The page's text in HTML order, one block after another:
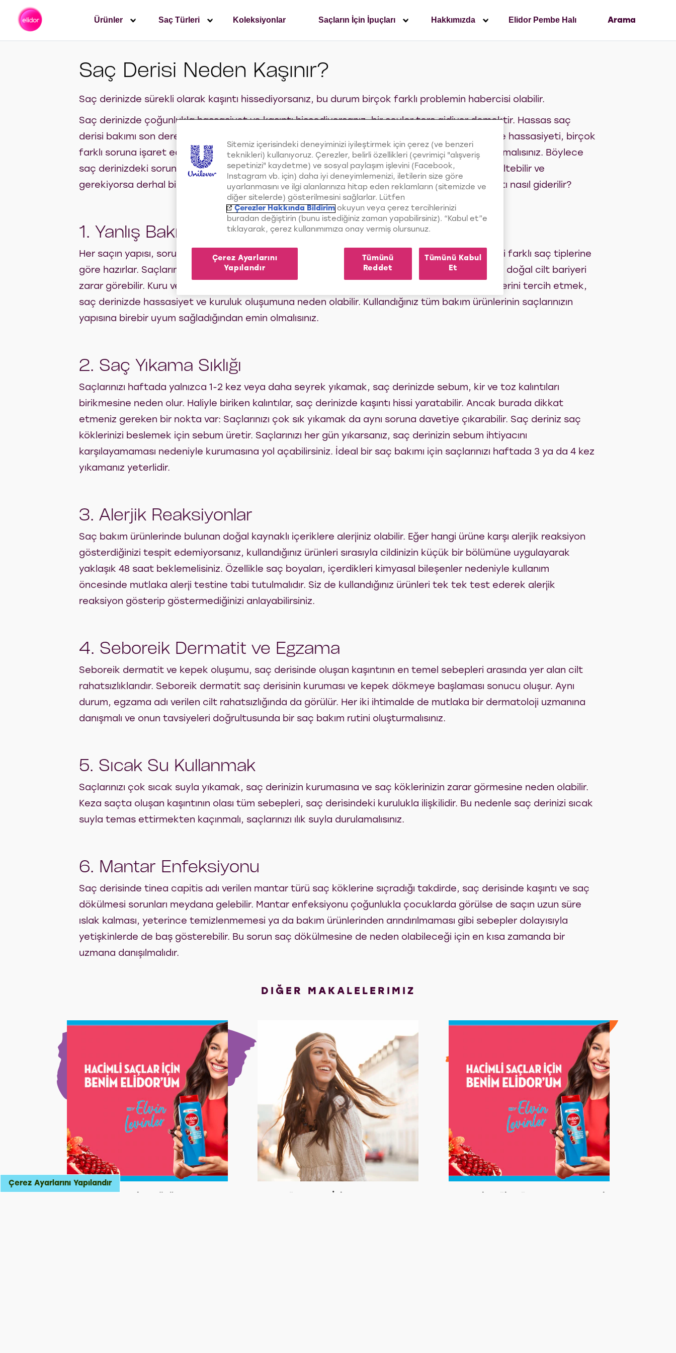
Ürünler Saç Türleri Koleksiyonlar Saçların İçin İpuçları Hakkımızda Elidor Pembe Halı Arama
Saç Derisi Neden Kaşınır?
Saç derinizde sürekli olarak kaşıntı hissediyorsanız, bu durum birçok farklı problemin habercisi olabilir.
Saç derinizde çoğunlukla hassasiyet ve kaşıntı hissediyorsanız, bir şeyler ters gidiyor demektir. Hassas saç
derisi bakımı son derece dikkatli, düzenli ve özenli bir şekilde yapılmalıdır. Saç derisi kaşıntı ve hassasiyeti, birçok
farklı soruna işaret ediyor olabilir. Bu nedenle öncelikle kaşıntının nedenini belirlemekle başlamalısınız. Böylece
saç derinizdeki soruna bir an önce müdahale edebilir, saç bakımında yaptığınız hataları düzeltebilir ve
gerekiyorsa derhal bir uzmana danışabilirsiniz. Saç derisi neden kaşınır, saç derisindeki kaşıntı nasıl giderilir?
1. Yanlış Bakım Ürünlerini Tercih Etmek
Her saçın yapısı, sorunları ve gereksinimleri farklıdır. Bu nedenle kozmetik markaları, ürünlerini farklı saç tiplerine
göre hazırlar. Saçlarınıza uygun saç bakım ürünlerini tercih etmediğiniz takdirde saç derinizin doğal cilt bariyeri
zarar görebilir. Kuru ve cansız saçlara sahip olduğunuz halde yağlı saçlara uygun bakım ürünlerini tercih etmek,
saç derinizde hassasiyet ve kuruluk oluşumuna neden olabilir. Kullandığınız tüm bakım ürünlerinin saçlarınızın
yapısına birebir uyum sağladığından emin olmalısınız.
2. Saç Yıkama Sıklığı
Saçlarınızı haftada yalnızca 1-2 kez veya daha seyrek yıkamak, saç derinizde sebum, kir ve toz kalıntıları
birikmesine neden olur. Haliyle biriken kalıntılar, saç derinizde kaşıntı hissi yaratabilir. Ancak burada dikkat
etmeniz gereken bir nokta var: Saçlarınızı çok sık yıkamak da aynı soruna davetiye çıkarabilir. Saç deriniz saç
köklerinizi beslemek için sebum üretir. Saçlarınızı her gün yıkarsanız, saç derinizin sebum ihtiyacını
karşılayamaması nedeniyle kurumasına yol açabilirsiniz. İdeal bir saç bakımı için saçlarınızı haftada 3 ya da 4 kez
yıkamanız yeterlidir.
3. Alerjik Reaksiyonlar
Saç bakım ürünlerinde bulunan doğal kaynaklı içeriklere alerjiniz olabilir. Eğer hangi ürüne karşı alerjik reaksiyon
gösterdiğinizi tespit edemiyorsanız, kullandığınız ürünleri sırasıyla cildinizin küçük bir bölümüne uygulayarak
yaklaşık 48 saat beklemelisiniz. Özellikle saç boyaları, içerdikleri kimyasal bileşenler nedeniyle kullanım
öncesinde mutlaka alerji testine tabi tutulmalıdır. Siz de kullandığınız ürünleri tek tek test ederek alerjik
reaksiyon gösterip göstermediğinizi anlayabilirsiniz.
4. Seboreik Dermatit ve Egzama
Seboreik dermatit ve kepek oluşumu, saç derisinde oluşan kaşıntının en temel sebepleri arasında yer alan cilt
rahatsızlıklarıdır. Seboreik dermatit saç derisinin kuruması ve kepek dökmeye başlaması sonucu oluşur. Aynı
durum, egzama adı verilen cilt rahatsızlığında da görülür. Her iki ihtimalde de mutlaka bir dermatoloji uzmanına
danışmalı ve onun tavsiyeleri doğrultusunda bir saç bakım rutini oluşturmalısınız.
5. Sıcak Su Kullanmak
Saçlarınızı çok sıcak suyla yıkamak, saç derinizin kurumasına ve saç köklerinizin zarar görmesine neden olabilir.
Keza saçta oluşan kaşıntının olası tüm sebepleri, saç derisindeki kurulukla ilişkilidir. Bu nedenle saç derinizi sıcak
suyla temas ettirmekten kaçınmalı, saçlarınızı ılık suyla durulamalısınız.
6. Mantar Enfeksiyonu
Saç derisinde tinea capitis adı verilen mantar türü saç köklerine sıçradığı takdirde, saç derisinde kaşıntı ve saç
dökülmesi sorunları meydana gelebilir. Mantar enfeksiyonu çoğunlukla çocuklarda görülse de saçın uzun süre
ıslak kalması, yeterince temizlenmemesi ya da bakım ürünlerinden arındırılmaması gibi sebepler dolayısıyla
yetişkinlerde de baş gösterebilir. Bu sorun saç dökülmesine de neden olabileceği için en kısa zamanda bir
uzmana danışılmalıdır.
DIĞER MAKALELERIMIZ
Çerez Ayarlarını Yapılandır
Sitemiz içerisindeki deneyiminizi iyileştirmek için çerez (ve benzeri
teknikleri) kullanıyoruz. Çerezler, belirli özellikleri (çevrimiçi "alışveriş
sepetinizi" kaydetme) ve sosyal paylaşım işlevini (Facebook,
Instagram vb. için) daha iyi deneyimlemenizi, iletilerin size göre
uyarlanmasını ve ilgi alanlarınıza hitap eden reklamların (sitemizde ve
diğer sitelerde) gösterilmesini sağlarlar. Lütfen
Çerezler Hakkında Bildirim okuyun veya çerez tercihlerinizi
buradan değiştirin (bunu istediğiniz zaman yapabilirsiniz). “Kabul et”e
tıklayarak, çerez kullanımımıza onay vermiş olursunuz.
Çerez Ayarlarını
Yapılandır
Tümünü
Reddet
Tümünü Kabul
Et